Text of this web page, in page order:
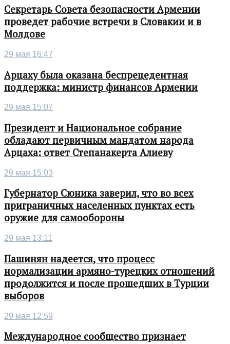
Секретарь Совета безопасности Армении
проведет рабочие встречи в Словакии и в
Молдове
29 мая 16:47
Арцаху была оказана беспрецедентная
поддержка: министр финансов Армении
29 мая 15:07
Президент и Национальное собрание
обладают первичным мандатом народа
Арцаха: ответ Степанакерта Алиеву
29 мая 15:03
Губернатор Сюника заверил, что во всех
приграничных населенных пунктах есть
оружие для самообороны
29 мая 13:11
Пашинян надеется, что процесс
нормализации армяно-турецких отношений
продолжится и после прошедших в Турции
выборов
29 мая 12:59
Международное сообщество признает